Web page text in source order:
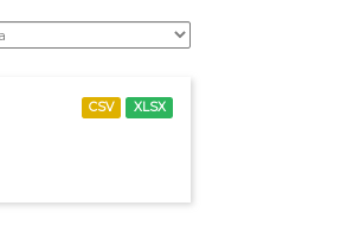
CSV XLSX